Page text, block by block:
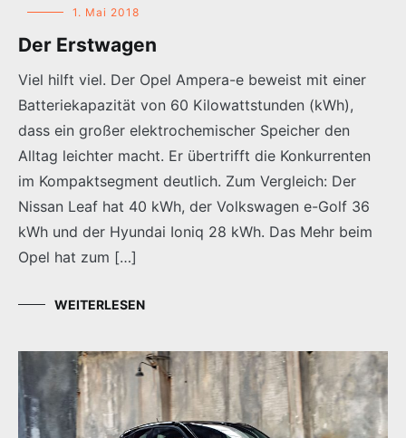
1. Mai 2018
Der Erstwagen
Viel hilft viel. Der Opel Ampera-e beweist mit einer
Batteriekapazität von 60 Kilowattstunden (kWh),
dass ein großer elektrochemischer Speicher den
Alltag leichter macht. Er übertrifft die Konkurrenten
im Kompaktsegment deutlich. Zum Vergleich: Der
Nissan Leaf hat 40 kWh, der Volkswagen e-Golf 36
kWh und der Hyundai Ioniq 28 kWh. Das Mehr beim
Opel hat zum […]
WEITERLESEN